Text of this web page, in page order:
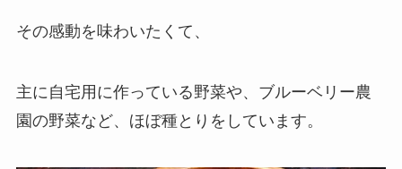
その感動を味わいたくて、
主に自宅用に作っている野菜や、ブルーベリー農
園の野菜など、ほぼ種とりをしています。